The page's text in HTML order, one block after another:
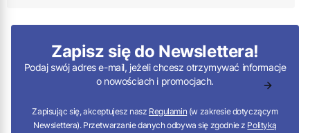
Zapisz się do Newslettera!
Podaj swój adres e-mail, jeżeli chcesz otrzymywać informacje
o nowościach i promocjach.
Zapisując się, akceptujesz nasz Regulamin (w zakresie dotyczącym
Newslettera). Przetwarzanie danych odbywa się zgodnie z Polityką